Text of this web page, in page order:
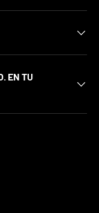
EN TU